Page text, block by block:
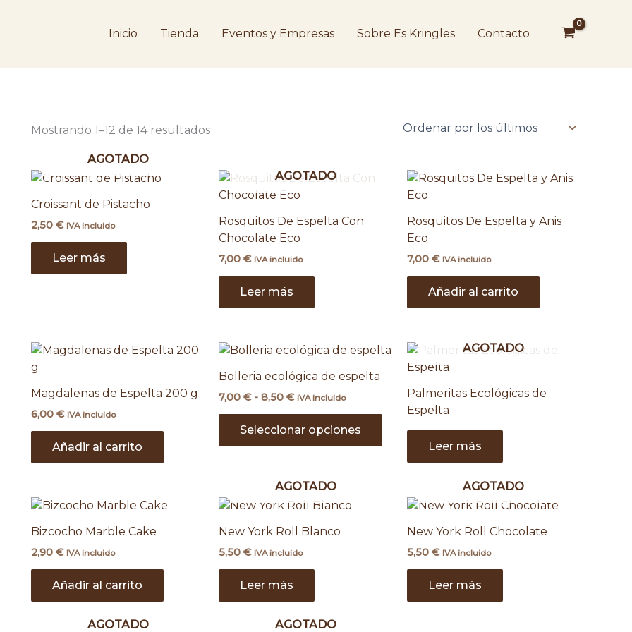
Inicio Tienda Eventos y Empresas Sobre Es Kringles Contacto
Mostrando 1–12 de 14 resultados
los
últimos
AGOTADO
Croissant de Pistacho
2,50 € IVA incluido
Leer más
AGOTADO
Rosquitos De Espelta Con
Chocolate Eco
7,00€ IVA incluido
Leer más
Rosquitos De Espelta y Anis
Eco
7,00 € IVA incluido
Añadir al carrito
Magdalenas de Espelta 200 g
6,00 € IVA incluido
Añadir al carrito
Bolleria ecológica de espelta
7,00€ - 8,50€
Rango
precios:
desde
7,00 €
hasta
IVA incluido
Seleccionar opciones
Este
producto
múltiples
variantes.
opciones
elegir
página
producto
AGOTADO
Palmeritas Ecológicas de
Espelta
Leer más
Bizcocho Marble Cake
2,90 € IVA incluido
Añadir al carrito
AGOTADO
New York Roll Blanco
5,50€ IVA incluido
Leer más
AGOTADO
New York Roll Chocolate
5,50 € IVA incluido
Leer más
AGOTADO AGOTADO